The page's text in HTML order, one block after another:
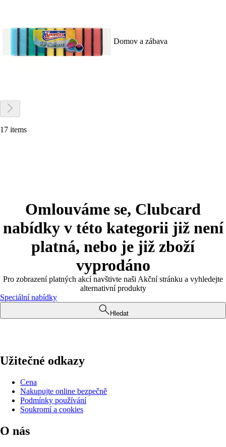
Domov a zábava
17 items
Omlouváme se, Clubcard
nabídky v této kategorii již není
platná, nebo je již zboží
vyprodáno
Pro zobrazení platných akcí navštivte naši Akční stránku a vyhledejte
alternativní produkty
Speciální nabídky
Hledat
Užitečné odkazy
Cena
Nakupujte online bezpečně
Podmínky používání
Soukromí a cookies
O nás